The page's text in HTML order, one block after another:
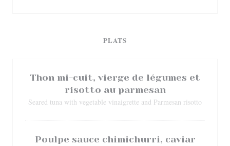
PLATS
Thon mi-cuit, vierge de légumes et
risotto au parmesan
Seared tuna with vegetable vinaigrette and Parmesan risotto
Poulpe sauce chimichurri, caviar